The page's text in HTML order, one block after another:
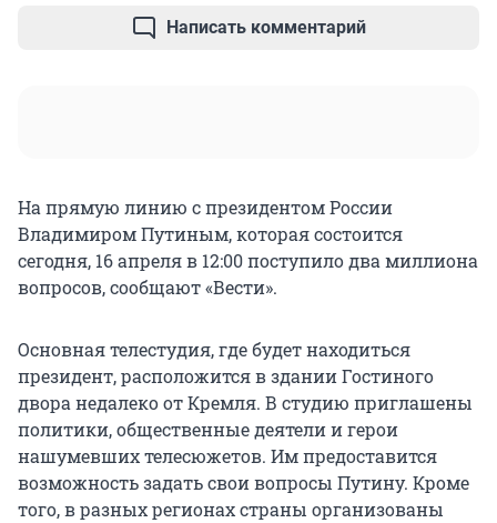
Написать комментарий
На прямую линию с президентом России
Владимиром Путиным, которая состоится
сегодня, 16 апреля в 12:00 поступило два миллиона
вопросов, сообщают «Вести».
Основная телестудия, где будет находиться
президент, расположится в здании Гостиного
двора недалеко от Кремля. В студию приглашены
политики, общественные деятели и герои
нашумевших телесюжетов. Им предоставится
возможность задать свои вопросы Путину. Кроме
того, в разных регионах страны организованы